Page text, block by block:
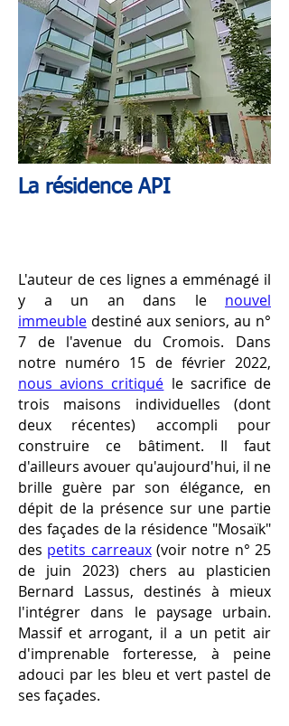
La résidence API
L'auteur de ces lignes a emménagé il
y a un an dans le nouvel
immeuble destiné aux seniors, au n°
7 de l'avenue du Cromois. ​​Dans
notre numéro 15 de février 2022,
nous avions critiqué le sacrifice de
trois maisons individuelles (dont
deux récentes) accompli pour
construire ce bâtiment. Il faut
d'ailleurs avouer qu'aujourd'hui, il ne
brille guère par son élégance, en
dépit de la présence sur une partie
des façades de la résidence "Mosaïk"
des ​petits carreaux(voir notre n° 25
de juin 2023) chers au plasticien
Bernard Lassus, destinés à mieux
l'intégrer dans le paysage urbain.
Massif et arrogant, il a un petit air
d'imprenable forteresse, à peine
adouci par les bleu et vert pastel de
ses façades.